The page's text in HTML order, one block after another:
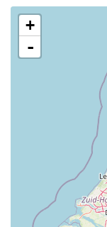
+
-